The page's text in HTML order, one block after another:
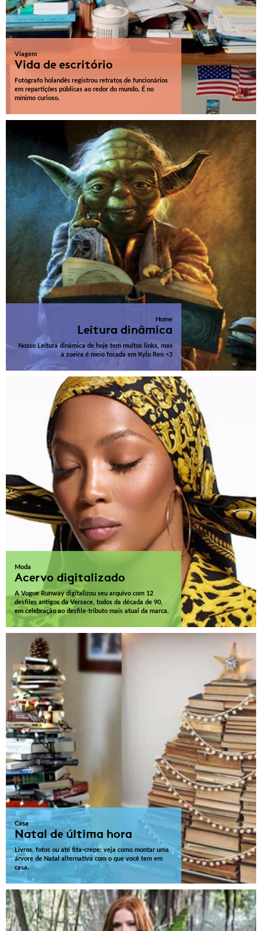
Viagem
Vida de escritório
Fotógrafo holandês registrou retratos de funcionários
em repartições públicas ao redor do mundo. É no
mínimo curioso.
Home
Leitura dinâmica
Nosso Leitura dinâmica de hoje tem muitos links, mas
a zoeira é meio focada em Kylo Ren <3
Moda
Acervo digitalizado
A Vogue Runway digitalizou seu arquivo com 12
desfiles antigos da Versace, todos da década de 90,
em celebração ao desfile-tributo mais atual da marca.
Casa
Natal de última hora
Livros, fotos ou até fita-crepe: veja como montar uma
árvore de Natal alternativa com o que você tem em
casa.